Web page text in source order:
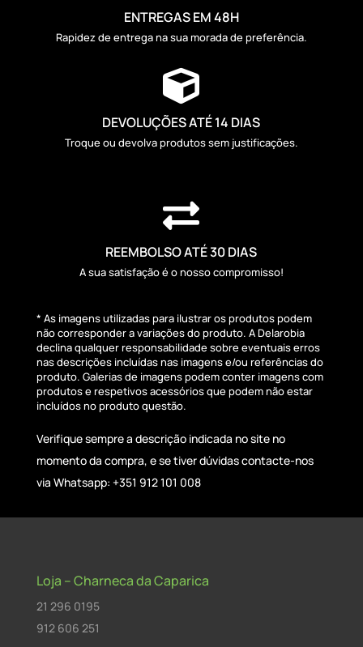
ENTREGAS EM 48H
Rapidez de entrega na sua morada de preferência.

DEVOLUÇÕES ATÉ 14 DIAS
Troque ou devolva produtos sem justificações.

REEMBOLSO ATÉ 30 DIAS
A sua satisfação é o nosso compromisso!
* As imagens utilizadas para ilustrar os produtos podem
não corresponder a variações do produto. A Delarobia
declina qualquer responsabilidade sobre eventuais erros
nas descrições incluídas nas imagens e/ou referências do
produto. Galerias de imagens podem conter imagens com
produtos e respetivos acessórios que podem não estar
incluídos no produto questão.
Verifique sempre a descrição indicada no site no
momento da compra, e se tiver dúvidas contacte-nos
via Whatsapp: +351 912 101 008
Loja – Charneca da Caparica
21 296 0195
912 606 251